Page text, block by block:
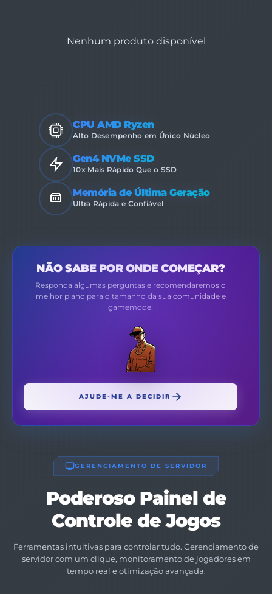
Nenhum produto disponível
CPU AMD Ryzen
Alto Desempenho em Único Núcleo
Gen4 NVMe SSD
10x Mais Rápido Que o SSD
Memória de Última Geração
Ultra Rápida e Confiável
NÃO SABE POR ONDE COMEÇAR?
Responda algumas perguntas e recomendaremos o
melhor plano para o tamanho da sua comunidade e
gamemode!
AJUDE-ME A DECIDIR
GERENCIAMENTO DE SERVIDOR
Poderoso Painel de
Controle de Jogos
Ferramentas intuitivas para controlar tudo. Gerenciamento de
servidor com um clique, monitoramento de jogadores em
tempo real e otimização avançada.